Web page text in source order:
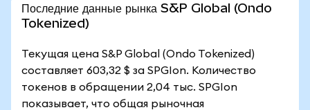
Последние данные рынка S&P Global (Ondo
Tokenized)
Текущая цена S&P Global (Ondo Tokenized)
составляет 603,32 $ за SPGIon. Количество
токенов в обращении 2,04 тыс. SPGIon
показывает, что общая рыночная